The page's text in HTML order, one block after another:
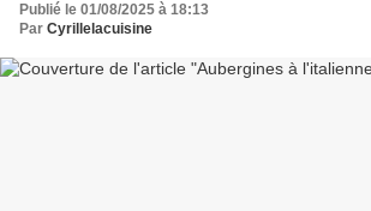
Publié le 01/08/2025 à 18:13
Par Cyrillelacuisine